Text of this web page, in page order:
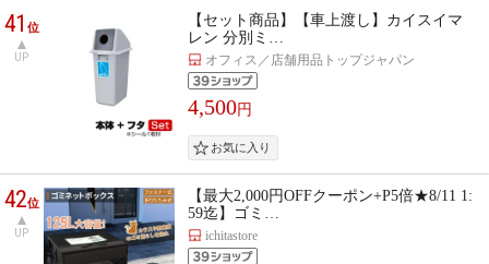
41位
UP
【セット商品】【車上渡し】カイスイマ
レン 分別ミ…
オフィス／店舗用品トップジャパン
4,500円
42位
UP
【最大2,000円OFFクーポン+P5倍★8/11 1:
59迄】ゴミ…
ichitastore